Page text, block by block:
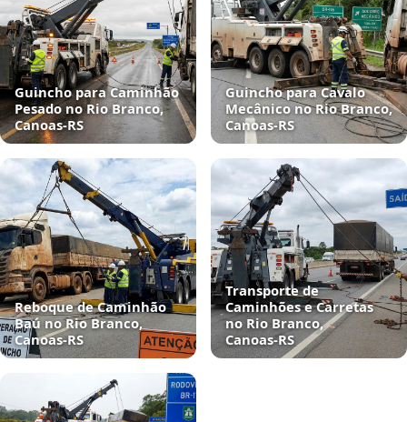
Guincho para Caminhão
Pesado no Rio Branco,
Canoas‑RS
Guincho para Cavalo
Mecânico no Rio Branco,
Canoas‑RS
Reboque de Caminhão
Baú no Rio Branco,
Canoas‑RS
Transporte de
Caminhões e Carretas
no Rio Branco,
Canoas‑RS